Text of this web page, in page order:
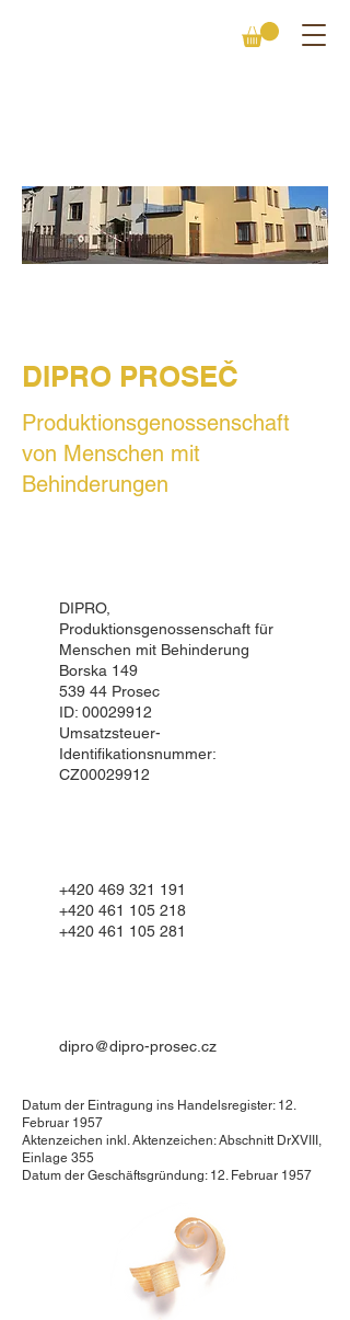
DIPRO PROSEČ
Produktionsgenossenschaft
von Menschen mit
Behinderungen
DIPRO,
Produktionsgenossenschaft für
Menschen mit Behinderung
Borska 149
539 44 Prosec
ID: 00029912
Umsatzsteuer-
Identifikationsnummer:
CZ00029912
+420 469 321 191
+420 461 105 218
+420 461 105 281
dipro@dipro-prosec.cz
Datum der Eintragung ins Handelsregister: 12.
Februar 1957
Aktenzeichen inkl. Aktenzeichen: Abschnitt DrXVIII,
Einlage 355
Datum der Geschäftsgründung: 12. Februar 1957